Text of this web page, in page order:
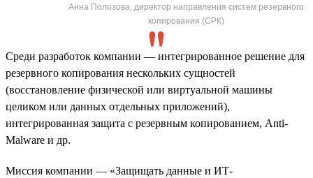
Анна Полозова, директор направления систем резервного
копирования (СРК)
Среди разработок компании — интегрированное решение для
резервного копирования нескольких сущностей
(восстановление физической или виртуальной машины
целиком или данных отдельных приложений),
интегрированная защита с резервным копированием, Anti-
Malware и др.
Миссия компании — «Защищать данные и ИТ-